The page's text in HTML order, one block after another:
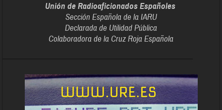
Unión de Radioaficionados Españoles
Sección Española de la IARU
Declarada de Utilidad Pública
Colaboradora de la Cruz Roja Española